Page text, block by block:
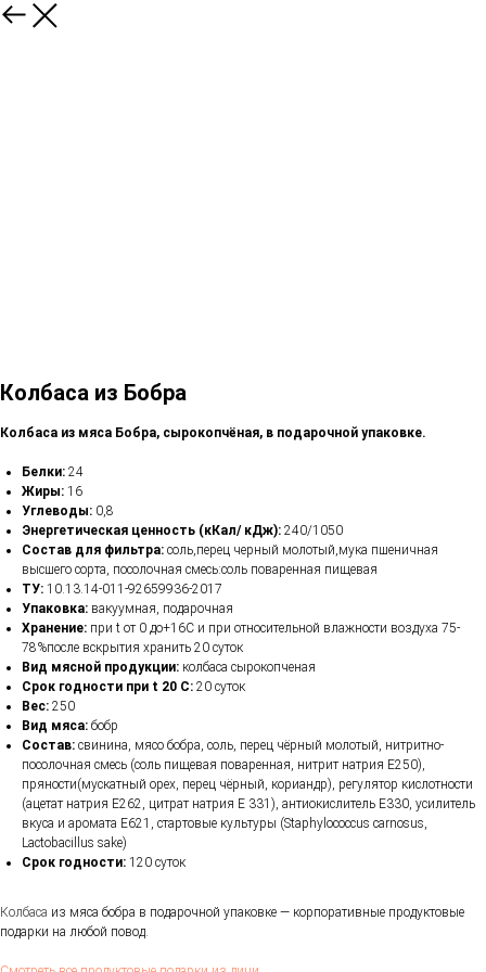
Колбаса из Бобра
Колбаса из мяса Бобра, сырокопчёная, в подарочной упаковке.
Белки: 24
Жиры: 16
Углеводы: 0,8
Энергетическая ценность (кКал/ кДж): 240/1050
Состав для фильтра: соль,перец черный молотый,мука пшеничная
высшего сорта, посолочная смесь:соль поваренная пищевая
ТУ: 10.13.14-011-92659936-2017
Упаковка: вакуумная, подарочная
Хранение: при t от 0 до+16С и при относительной влажности воздуха 75-
78%после вскрытия хранить 20 суток
Вид мясной продукции: колбаса сырокопченая
Срок годности при t 20 C: 20 суток
Вес: 250
Вид мяса: бобр
Состав: свинина, мясо бобра, соль, перец чёрный молотый, нитритно-
посолочная смесь (соль пищевая поваренная, нитрит натрия Е250),
пряности(мускатный орех, перец чёрный, кориандр), регулятор кислотности
(ацетат натрия Е262, цитрат натрия Е 331), антиокислитель Е330, усилитель
вкуса и аромата Е621, стартовые культуры (Staphylococcus carnosus,
Lactobacillus sake)
Срок годности: 120 суток
Колбаса из мяса бобра в подарочной упаковке — корпоративные продуктовые
подарки на любой повод.